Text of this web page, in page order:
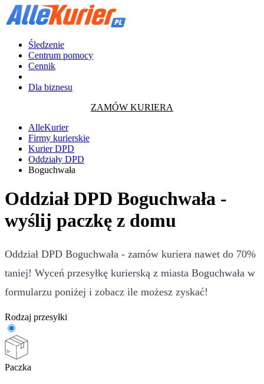
Śledzenie
Centrum pomocy
Cennik
Dla biznesu
ZAMÓW KURIERA
AlleKurier
Firmy kurierskie
Kurier DPD
Oddziały DPD
Boguchwała
Oddział DPD Boguchwała -
wyślij paczkę z domu
Oddział DPD Boguchwała - zamów kuriera nawet do 70%
taniej! Wyceń przesyłkę kurierską z miasta Boguchwała w
formularzu poniżej i zobacz ile możesz zyskać!
Rodzaj przesyłki
Paczka